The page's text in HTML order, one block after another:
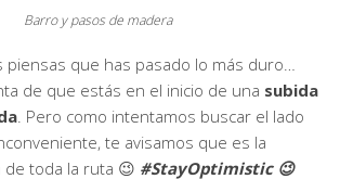
Barro y pasos de madera
piensas que has pasado lo más duro…
de que estás en el inicio de una subida
. Pero como intentamos buscar el lado
te avisamos que es la
toda la ruta 😉 #StayOptimistic 😉